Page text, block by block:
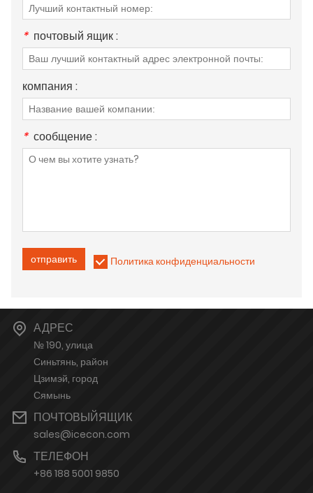
* почтовый ящик :
компания :
* сообщение :
отправить Политика конфиденциальности
АДРЕС
№ 190, улица
Синьтянь, район
Цзимэй, город
Сямынь
ПОЧТОВЫЙЯЩИК
sales@icecon.com
ТЕЛЕФОН
+86 188 5001 9850